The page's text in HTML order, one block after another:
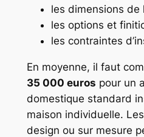
les dimensions de
les options et
les contraintes
En moyenne, il faut
35 000 euros pour un
domestique standard
maison individuelle.
design ou sur mesure